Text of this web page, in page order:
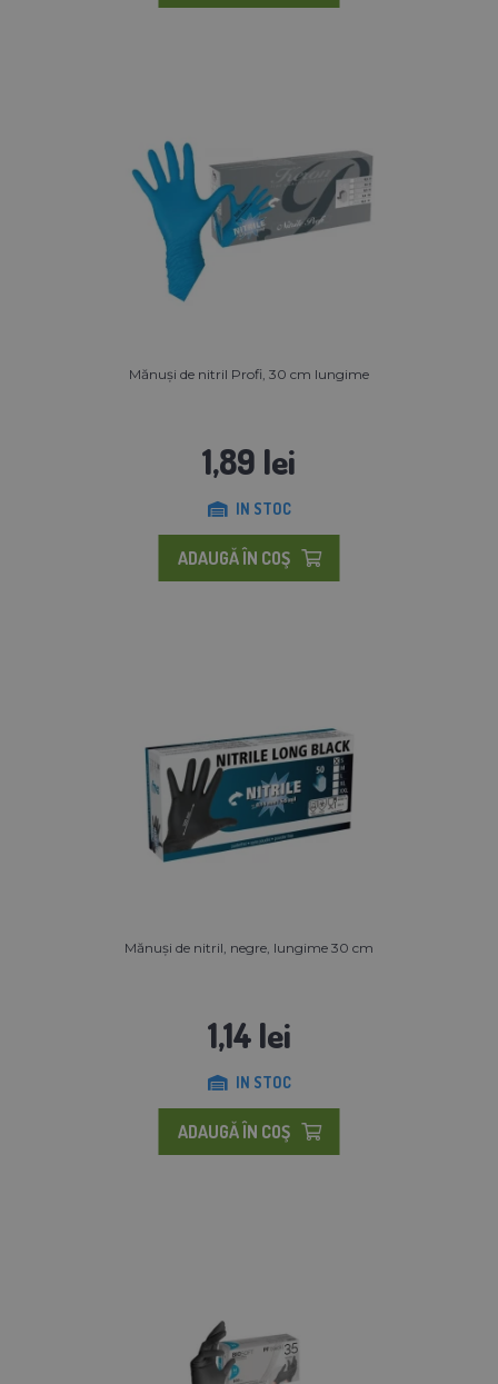
Mănuși de nitril Profi, 30 cm lungime
1,89 lei
IN STOC
ADAUGĂ ÎN COŞ
Mănuși de nitril, negre, lungime 30 cm
1,14 lei
IN STOC
ADAUGĂ ÎN COŞ